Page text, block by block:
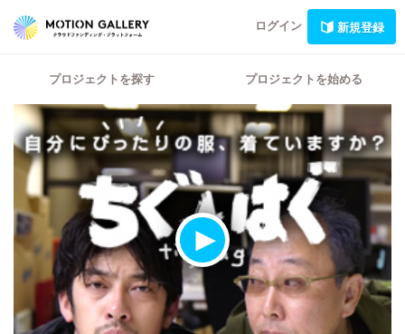
ログイン 新規登録
プロジェクトを探す プロジェクトを始める